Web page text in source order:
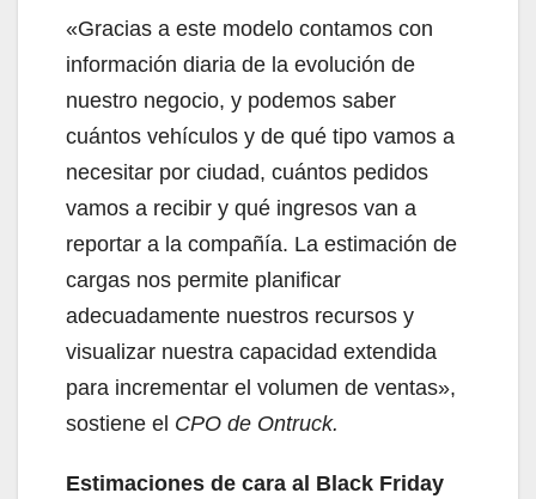
«Gracias a este modelo contamos con
información diaria de la evolución de
nuestro negocio, y podemos saber
cuántos vehículos y de qué tipo vamos a
necesitar por ciudad, cuántos pedidos
vamos a recibir y qué ingresos van a
reportar a la compañía. La estimación de
cargas nos permite planificar
adecuadamente nuestros recursos y
visualizar nuestra capacidad extendida
para incrementar el volumen de ventas»,
sostiene el CPO de Ontruck.
Estimaciones de cara al Black Friday